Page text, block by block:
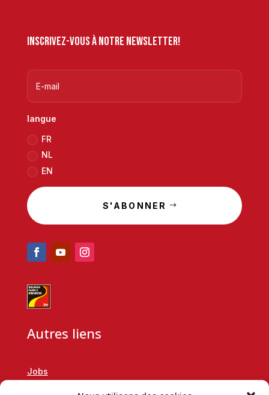
Inscrivez-vous à notre newsletter!
langue
FR
NL
EN
S'ABONNER
Autres liens
Jobs